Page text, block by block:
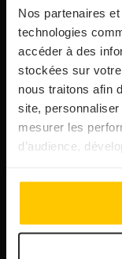
Nos partenaires
technologies
accéder à des
stockées sur
nous traitons afin
site,
mesurer les
d’audience,
Vins fins :
Brasserie
Incendies :
pour les